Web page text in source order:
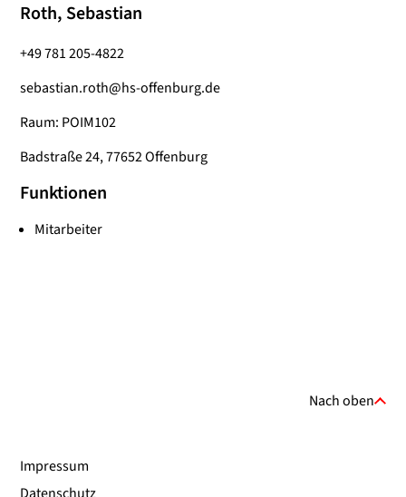
Roth, Sebastian
+49 781 205-4822
sebastian.roth@hs-offenburg.de
Raum: POIM102
Badstraße 24, 77652 Offenburg
Funktionen
Mitarbeiter
Nach oben
Impressum